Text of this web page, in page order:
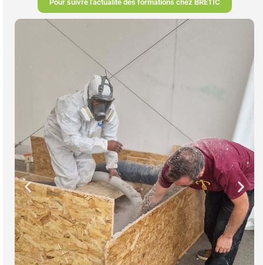
Pour suivre l'actualité des formations chez BRETIC